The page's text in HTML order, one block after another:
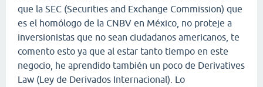
que la SEC (Securities and Exchange Commission) que
es el homólogo de la CNBV en México, no proteje a
inversionistas que no sean ciudadanos americanos, te
comento esto ya que al estar tanto tiempo en este
negocio, he aprendido también un poco de Derivatives
Law (Ley de Derivados Internacional). Lo